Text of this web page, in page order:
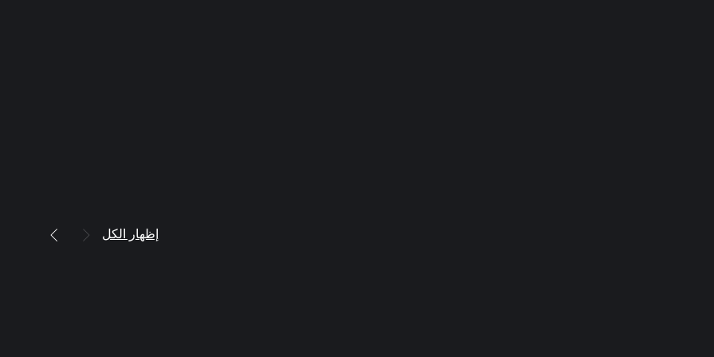
Online 4-Player Co-op
Features may vary between
use only with Xbox One
xbox.com/live/
PHOTOSENSITIVITY
seizure when exposed to
إظهار الكل